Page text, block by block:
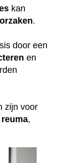
kan
.
door een
en
zijn voor
reuma,